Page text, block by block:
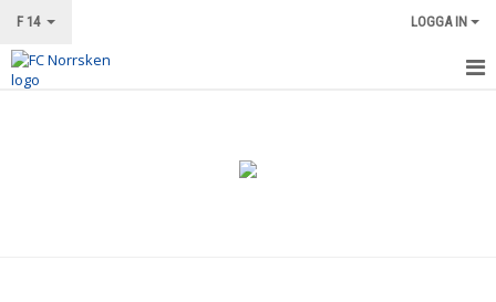
F 14 LOGGA IN